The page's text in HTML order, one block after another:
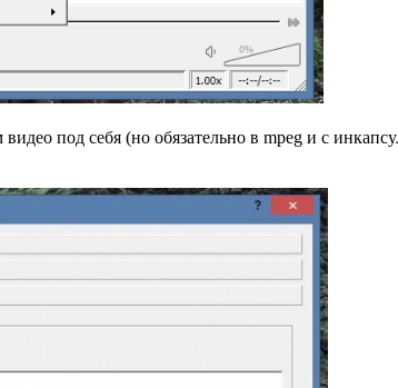
под себя (но обязательно в mpeg и с